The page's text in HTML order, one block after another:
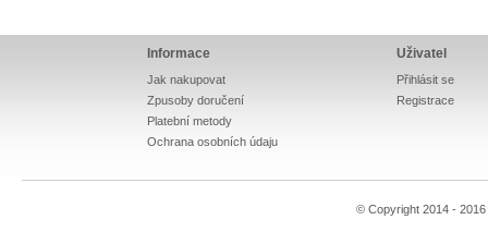
Informace
Jak nakupovat
Zpusoby doručení
Platební metody
Ochrana osobních údaju
Uživatel
Přihlásit se
Registrace
© Copyright 2014 - 2016